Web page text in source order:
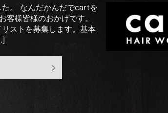
。 なんだかんだでcartを
客様皆様のおかげです。
ストを募集します。基本